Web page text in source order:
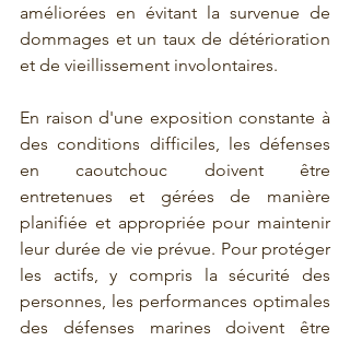
améliorées en évitant la survenue de
dommages et un taux de détérioration
et de vieillissement involontaires.
En raison d'une exposition constante à
des conditions difficiles, les défenses
en caoutchouc doivent être
entretenues et gérées de manière
planifiée et appropriée pour maintenir
leur durée de vie prévue. Pour protéger
les actifs, y compris la sécurité des
personnes, les performances optimales
des défenses marines doivent être